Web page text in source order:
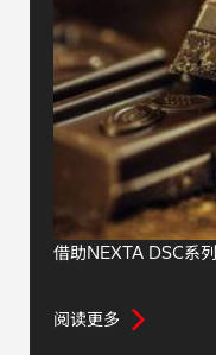
借助NEXTA DSC系
阅读更多